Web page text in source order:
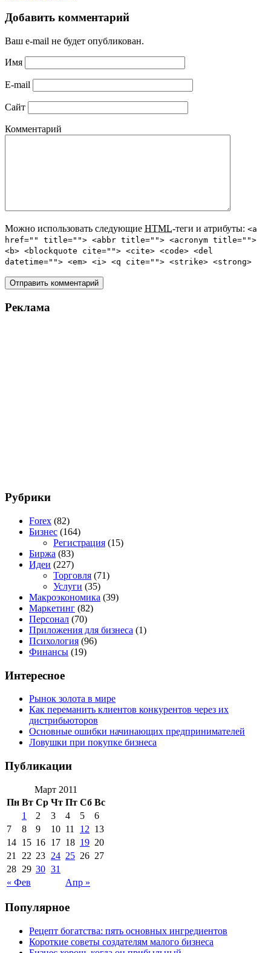
Добавить комментарий
Ваш e-mail не будет опубликован.
Имя
E-mail
Сайт
Комментарий
Можно использовать следующие HTML-теги и атрибуты: <a
href="" title=""> <abbr title=""> <acronym title="">
<b> <blockquote cite=""> <cite> <code> <del
datetime=""> <em> <i> <q cite=""> <strike> <strong>
Реклама
Рубрики
Forex (82)
Бизнес (164)
Регистрация (15)
Биржа (83)
Идеи (227)
Торговля (71)
Услуги (35)
Макроэкономика (39)
Маркетинг (82)
Персонал (70)
Приложения для бизнеса (1)
Психология (96)
Финансы (19)
Интересное
Рынок золота в мире
Как переманить клиентов конкурентов через их
дистрибьюторов
Основные ошибки начинающих предпринимателей
Ловушки при покупке бизнеса
Публикации
Март 2011
Пн Вт Ср Чт Пт Сб Вс
« Фев Апр »
1 2 3 4 5
6
7
8 9 10 11 12 13
14 15 16 17 18 19 20
21
22 23 24 25 26 27
28 29 30 31
Популярное
Рецепт богатства: пять основных ингредиентов
Короткие советы создателям малого бизнеса